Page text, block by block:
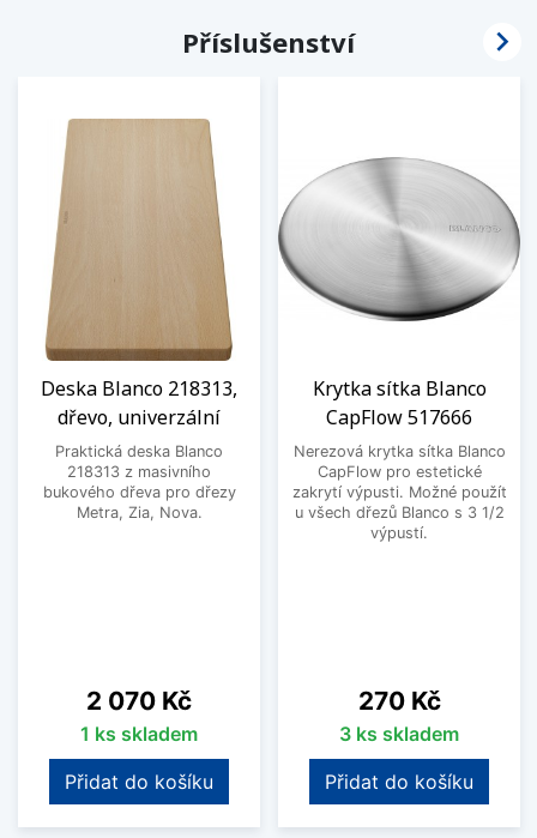
Příslušenství
Deska Blanco 218313,
dřevo, univerzální
Praktická deska Blanco
218313 z masivního
bukového dřeva pro dřezy
Metra, Zia, Nova.
Cena
2 070 Kč
1 ks skladem
Přidat do košíku
Krytka sítka Blanco
CapFlow 517666
Nerezová krytka sítka Blanco
CapFlow pro estetické
zakrytí výpusti. Možné použít
u všech dřezů Blanco s 3 1/2
výpustí.
Cena
270 Kč
3 ks skladem
Přidat do košíku
